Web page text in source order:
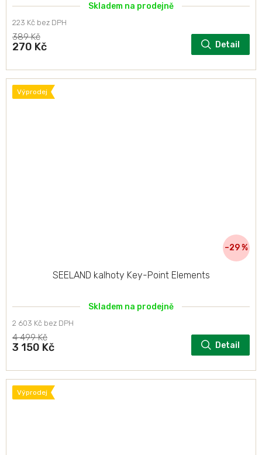
Skladem na prodejně
223 Kč bez DPH
389 Kč
270 Kč Detail
Výprodej
–29 %
SEELAND kalhoty Key-Point Elements
Skladem na prodejně
2 603 Kč bez DPH
4 499 Kč
3 150 Kč Detail
Výprodej